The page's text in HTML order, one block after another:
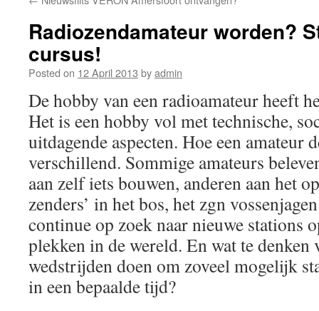
Radiozendamateur worden?
cursus!
Posted on 12 April 2013 byadmin
De hobby van een radioamateur heeft
Het is een hobby vol met technische,
uitdagende aspecten. Hoe een amateur
verschillend. Sommige amateurs
aan zelf iets bouwen, anderen aan het
zenders’ in het bos, het zgn
continue op zoek naar nieuwe stations
plekken in de wereld. En wat te denken
wedstrijden doen om zoveel mogelijk
in een bepaalde tijd?